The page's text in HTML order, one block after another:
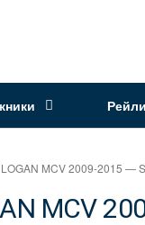
MCV 2009-2015 —
MCV